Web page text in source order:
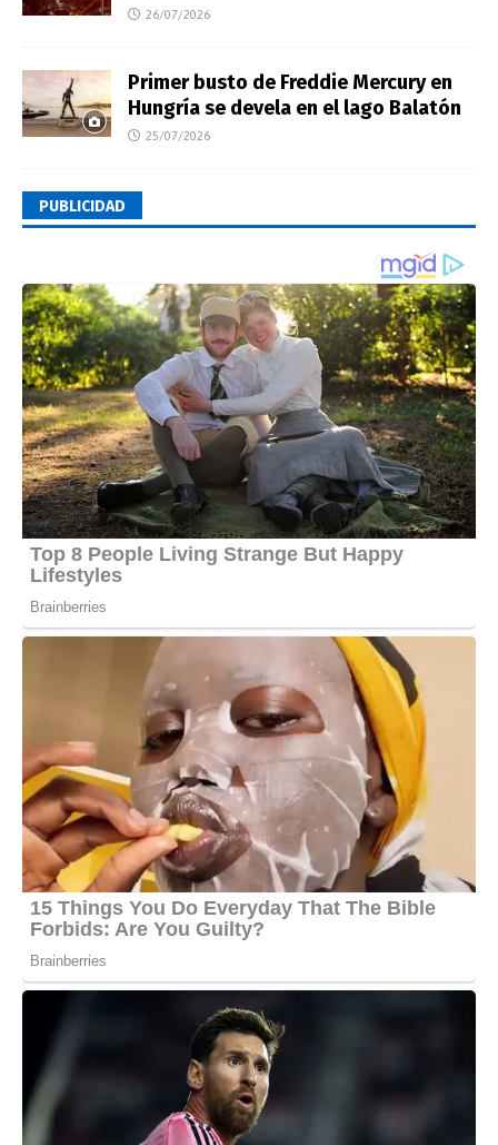
26/07/2026
Primer busto de Freddie Mercury en
Hungría se devela en el lago Balatón
25/07/2026
PUBLICIDAD